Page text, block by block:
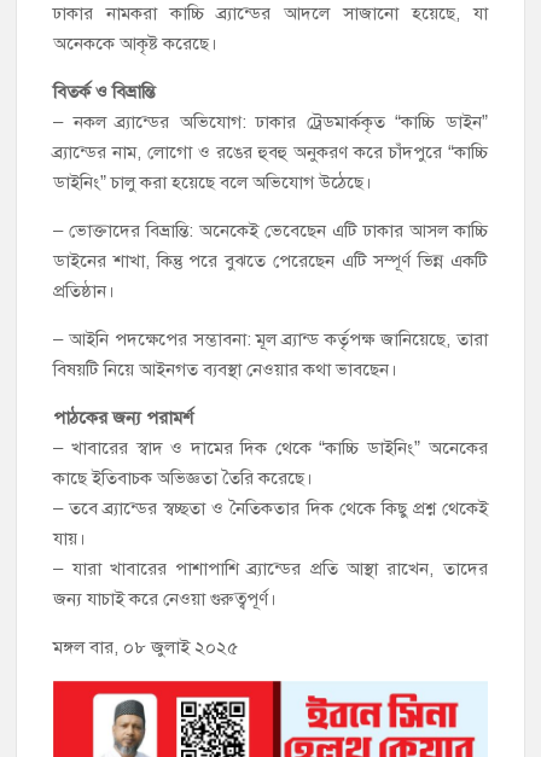
ঢাকার নামকরা কাচ্চি ব্র্যান্ডের আদলে সাজানো হয়েছে, যা
অনেককে আকৃষ্ট করেছে।
বিতর্ক ও বিভ্রান্তি
– নকল ব্র্যান্ডের অভিযোগ: ঢাকার ট্রেডমার্ককৃত “কাচ্চি ডাইন”
ব্র্যান্ডের নাম, লোগো ও রঙের হুবহু অনুকরণ করে চাঁদপুরে “কাচ্চি
ডাইনিং” চালু করা হয়েছে বলে অভিযোগ উঠেছে।
– ভোক্তাদের বিভ্রান্তি: অনেকেই ভেবেছেন এটি ঢাকার আসল কাচ্চি
ডাইনের শাখা, কিন্তু পরে বুঝতে পেরেছেন এটি সম্পূর্ণ ভিন্ন একটি
প্রতিষ্ঠান।
– আইনি পদক্ষেপের সম্ভাবনা: মূল ব্র্যান্ড কর্তৃপক্ষ জানিয়েছে, তারা
বিষয়টি নিয়ে আইনগত ব্যবস্থা নেওয়ার কথা ভাবছেন।
পাঠকের জন্য পরামর্শ
– খাবারের স্বাদ ও দামের দিক থেকে “কাচ্চি ডাইনিং” অনেকের
কাছে ইতিবাচক অভিজ্ঞতা তৈরি করেছে।
– তবে ব্র্যান্ডের স্বচ্ছতা ও নৈতিকতার দিক থেকে কিছু প্রশ্ন থেকেই
যায়।
– যারা খাবারের পাশাপাশি ব্র্যান্ডের প্রতি আস্থা রাখেন, তাদের
জন্য যাচাই করে নেওয়া গুরুত্বপূর্ণ।
মঙ্গল বার, ০৮ জুলাই ২০২৫